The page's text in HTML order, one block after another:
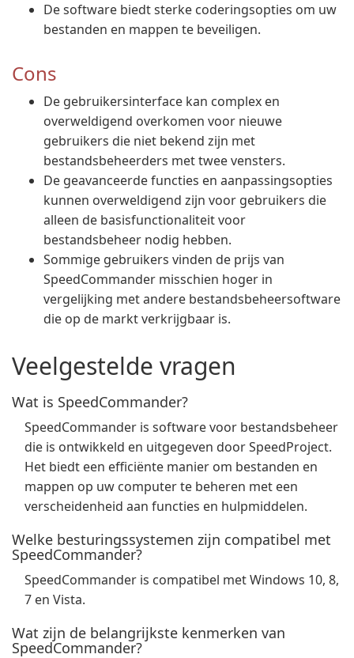
De software biedt sterke coderingsopties om uw
bestanden en mappen te beveiligen.
Cons
De gebruikersinterface kan complex en
overweldigend overkomen voor nieuwe
gebruikers die niet bekend zijn met
bestandsbeheerders met twee vensters.
De geavanceerde functies en aanpassingsopties
kunnen overweldigend zijn voor gebruikers die
alleen de basisfunctionaliteit voor
bestandsbeheer nodig hebben.
Sommige gebruikers vinden de prijs van
SpeedCommander misschien hoger in
vergelijking met andere bestandsbeheersoftware
die op de markt verkrijgbaar is.
Veelgestelde vragen
Wat is SpeedCommander?
SpeedCommander is software voor bestandsbeheer
die is ontwikkeld en uitgegeven door SpeedProject.
Het biedt een efficiënte manier om bestanden en
mappen op uw computer te beheren met een
verscheidenheid aan functies en hulpmiddelen.
Welke besturingssystemen zijn compatibel met
SpeedCommander?
SpeedCommander is compatibel met Windows 10, 8,
7 en Vista.
Wat zijn de belangrijkste kenmerken van
SpeedCommander?